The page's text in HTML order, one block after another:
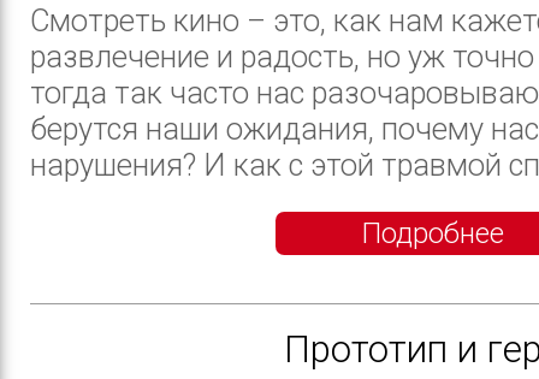
Смотреть кино – это, как нам
развлечение и радость, но уж
тогда так часто нас
берутся наши ожидания, почему
нарушения? И как с этой травмой
Подробнее
Прототип и